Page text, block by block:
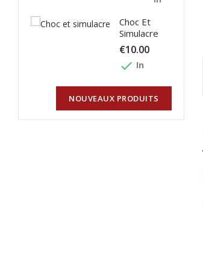
Choc Et
Simulacre
€10.00
done In
NOUVEAUX PRODUITS